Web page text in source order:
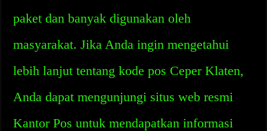
paket dan banyak digunakan oleh
masyarakat. Jika Anda ingin mengetahui
lebih lanjut tentang kode pos Ceper Klaten,
Anda dapat mengunjungi situs web resmi
Kantor Pos untuk mendapatkan informasi